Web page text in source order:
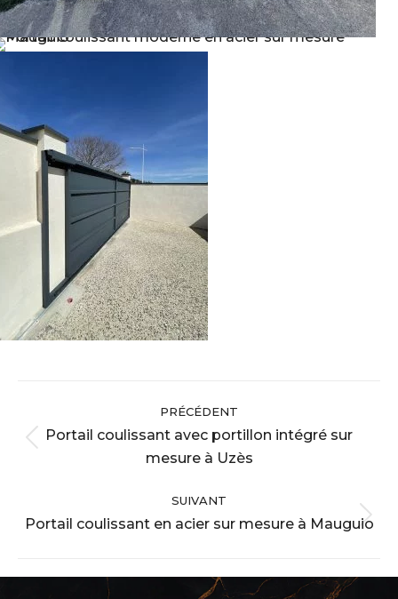
album
PRÉCÉDENT
Album
Portail coulissant avec portillon intégré sur
mesure à Uzès
SUIVANT
Album
Portail coulissant en acier sur mesure à Mauguio